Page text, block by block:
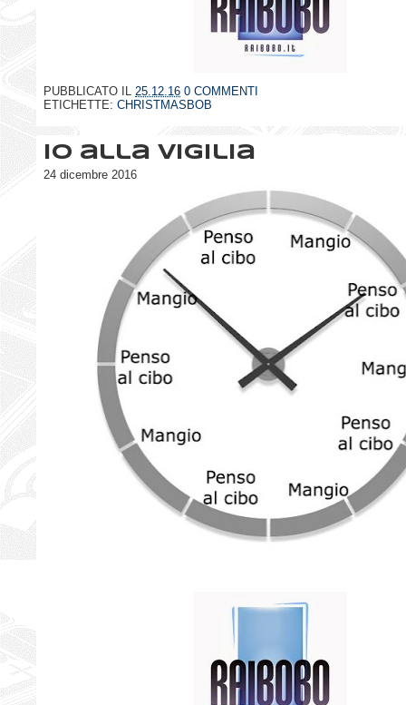
PUBBLICATO IL 25.12.16 0 COMMENTI
ETICHETTE: CHRISTMASBOB
Io alla vigilia
24 dicembre 2016